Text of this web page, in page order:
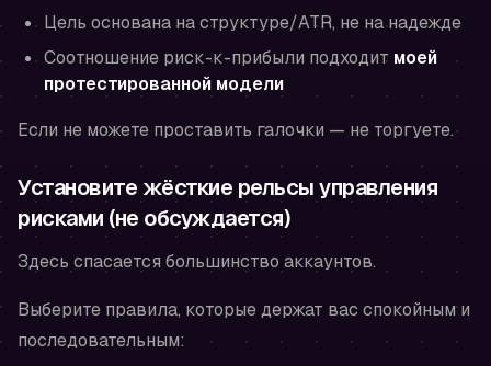
Цель основана на структуре/ATR, не на надежде
Соотношение риск-к-прибыли подходит моей
протестированной модели
Если не можете проставить галочки — не торгуете.
Установите жёсткие рельсы управления
рисками (не обсуждается)
Здесь спасается большинство аккаунтов.
Выберите правила, которые держат вас спокойным и
последовательным: